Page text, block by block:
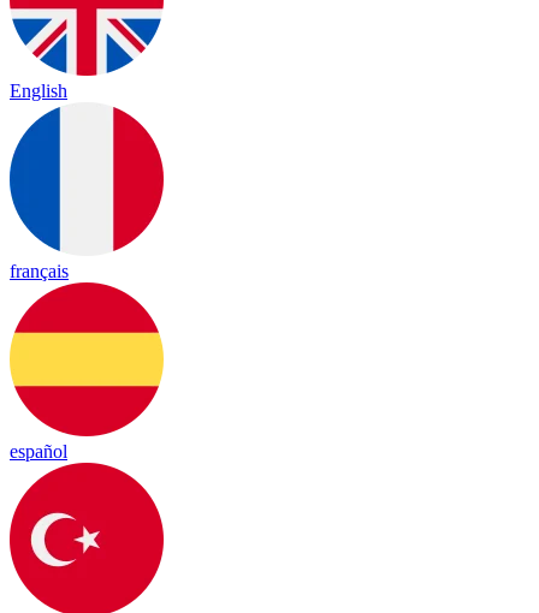
English
français
español